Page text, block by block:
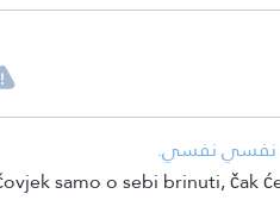
نفسي نفسي.
samo o sebi brinuti,